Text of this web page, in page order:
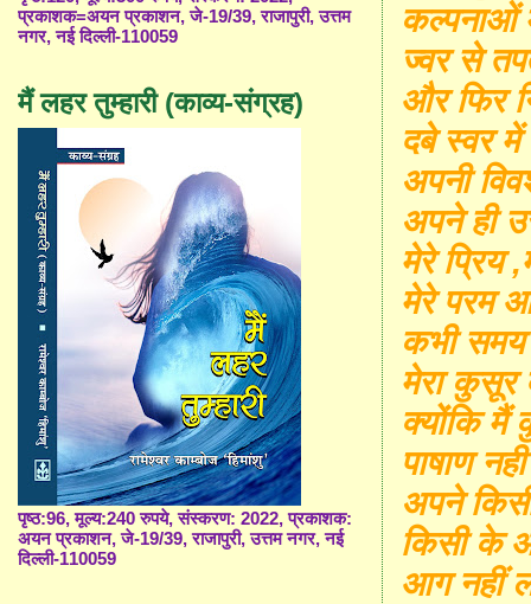
कल्पनाओं
ज्वर से
और फिर
दबे स्वर
अपनी
अपने ही
मेरे प्रिय
मेरे परम
कभी समय
मेरा कुसूर
क्योंकि मैं
पाषाण
अपने
किसी के
आग नहीं
प्रकाशक=अयन प्रकाशन, जे-19/39, राजापुरी, उत्तम
नगर, नई दिल्ली-110059
मैं लहर तुम्हारी (काव्य-संग्रह)
पृष्ठ:96, मूल्य:240 रुपये, संस्करण: 2022, प्रकाशक:
अयन प्रकाशन, जे-19/39, राजापुरी, उत्तम नगर, नई
दिल्ली-110059